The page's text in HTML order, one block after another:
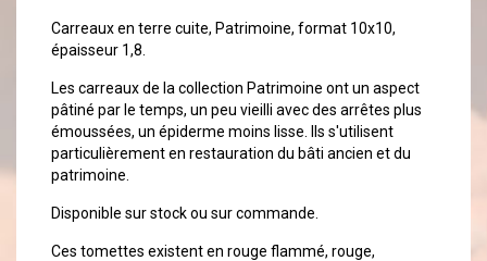
Carreaux en terre cuite, Patrimoine, format 10x10,
épaisseur 1,8.
Les carreaux de la collection Patrimoine ont un aspect
pâtiné par le temps, un peu vieilli avec des arrêtes plus
émoussées, un épiderme moins lisse. Ils s'utilisent
particulièrement en restauration du bâti ancien et du
patrimoine.
Disponible sur stock ou sur commande.
Ces tomettes existent en rouge flammé, rouge,